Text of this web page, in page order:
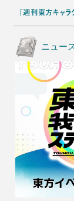
『週刊東方キャラ
ニュー